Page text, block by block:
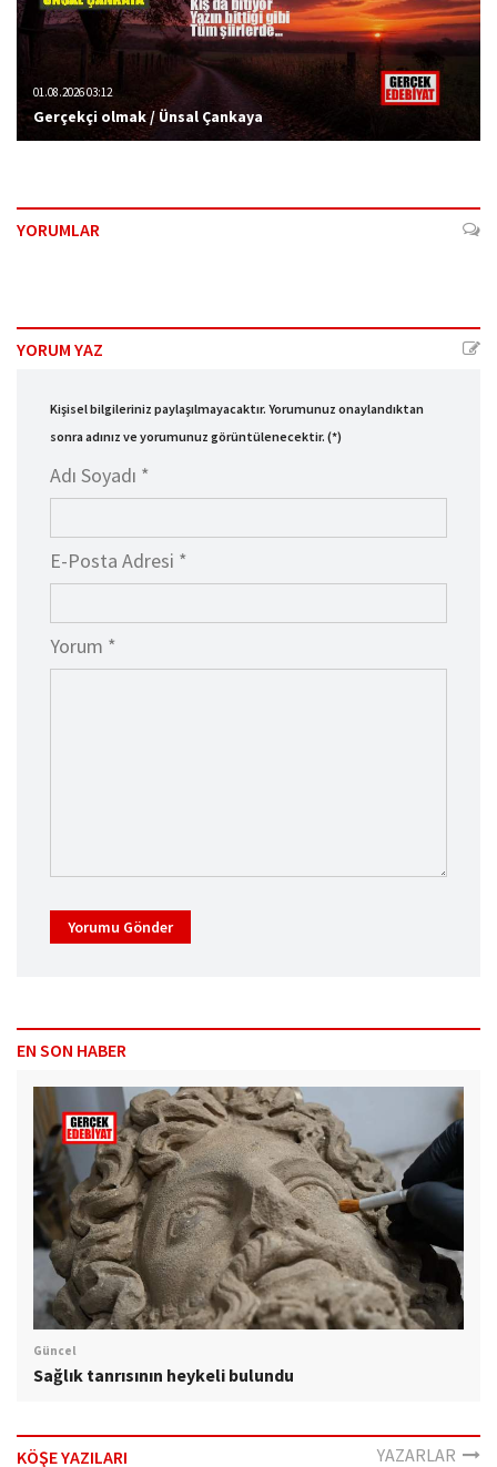
01.08.2026 03:12
Gerçekçi olmak / Ünsal Çankaya
YORUMLAR
YORUM YAZ
Kişisel bilgileriniz paylaşılmayacaktır. Yorumunuz onaylandıktan
sonra adınız ve yorumunuz görüntülenecektir. (*)
Adı Soyadı *
E-Posta Adresi *
Yorum *
Yorumu Gönder
EN SON HABER
Güncel
Sağlık tanrısının heykeli bulundu
KÖŞE YAZILARI YAZARLAR